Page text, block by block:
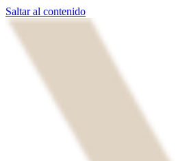
Saltar al contenido